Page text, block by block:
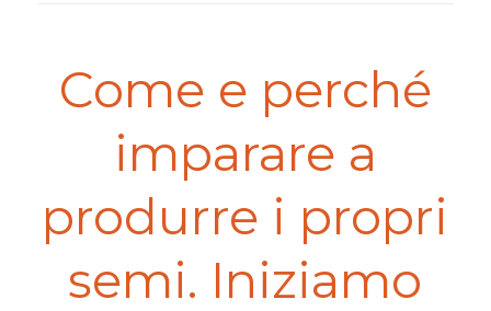
Come e perché
imparare a
produrre i propri
semi. Iniziamo